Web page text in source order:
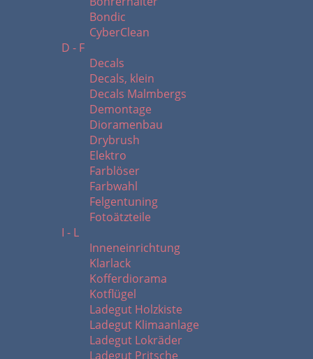
Bondic
CyberClean
D - F
Decals
Decals, klein
Decals Malmbergs
Demontage
Dioramenbau
Drybrush
Elektro
Farblöser
Farbwahl
Felgentuning
Fotoätzteile
I - L
Inneneinrichtung
Klarlack
Kofferdiorama
Kotflügel
Ladegut Holzkiste
Ladegut Klimaanlage
Ladegut Lokräder
Ladegut Pritsche